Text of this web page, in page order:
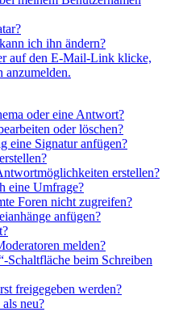
ich ihn ändern?
auf den E-Mail-Link klicke,
anzumelden.
oder eine Antwort?
oder löschen?
eine Signatur anfügen?
erstellen?
eine Umfrage?
Foren nicht zugreifen?
anfügen?
melden?
Schaltfläche beim Schreiben
freigegeben werden?
neu?